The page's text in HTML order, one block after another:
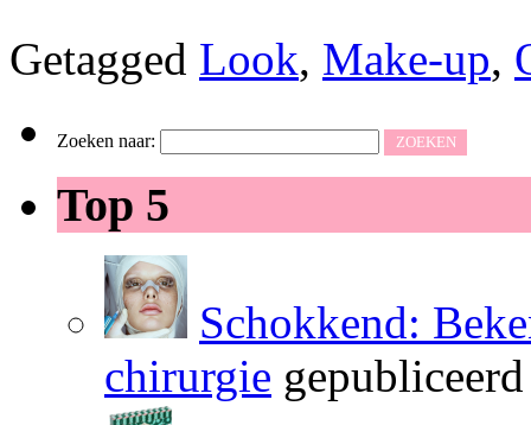
Getagged Look, Make-up,
Zoeken naar:
Top 5
Schokkend:
chirurgie